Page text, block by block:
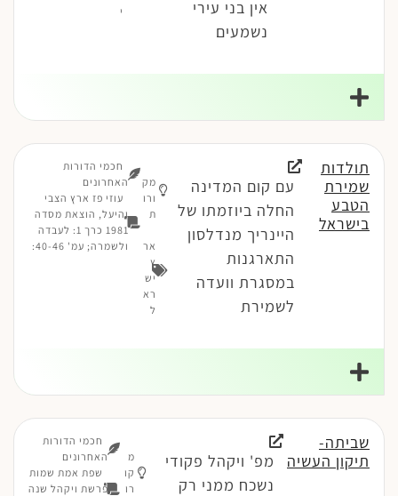
אין בני עירי
נשמעים
י
תולדות
שמירת
הטבע
בישראל
עם קום המדינה
החלה ביוזמתו של
היינריך מנדלסון
התארגנות
במסגרת וועדה
לשמירת
מק
ורו
ת
אר
ץ
יש
רא
ל
חכמי הדורות
האחרונים
עוזי פז ארץ הצבי
והיעל, הוצאת מסדה
1981 כרך 1: לעבדה
ולשמרה; עמ' 40-46:
שביתה-
תיקון העשיה
מפ' ויקהל פקודי
נשכח ממני רק
מ
קו
רו
חכמי הדורות
האחרונים
שפת אמת שמות
פרשת ויקהל שנה